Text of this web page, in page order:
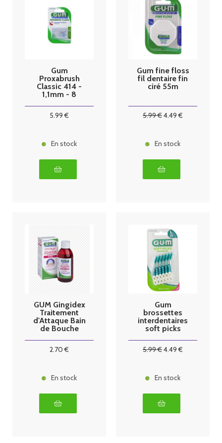
Gum
Proxabrush
Classic 414 -
1,1mm - 8
5.99 €
En stock
Gum fine floss
fil dentaire fin
ciré 55m
5.99€4.49 €
En stock
GUM Gingidex
Traitement
d'Attaque Bain
de Bouche
2.70 €
En stock
Gum
brossettes
interdentaires
soft picks
5.99€4.49 €
En stock